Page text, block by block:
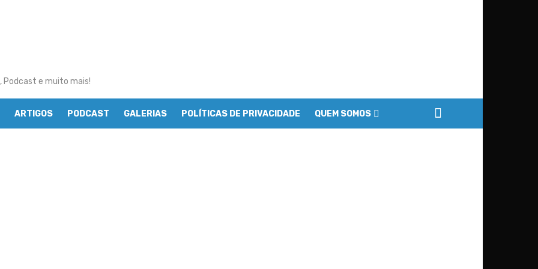
Podcast e muito mais!
ARTIGOS PODCAST GALERIAS POLÍTICAS DE PRIVACIDADE QUEM SOMOS